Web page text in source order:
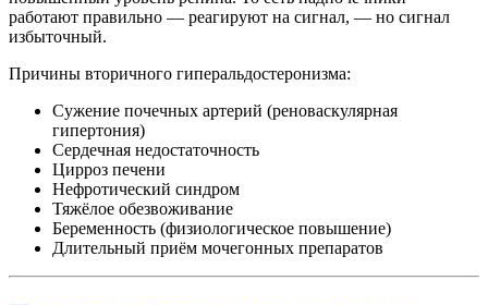
работают правильно — реагируют на сигнал, — но сигнал
избыточный.
Причины вторичного гиперальдостеронизма:
Сужение почечных артерий (реноваскулярная
гипертония)
Сердечная недостаточность
Цирроз печени
Нефротический синдром
Тяжёлое обезвоживание
Беременность (физиологическое повышение)
Длительный приём мочегонных препаратов